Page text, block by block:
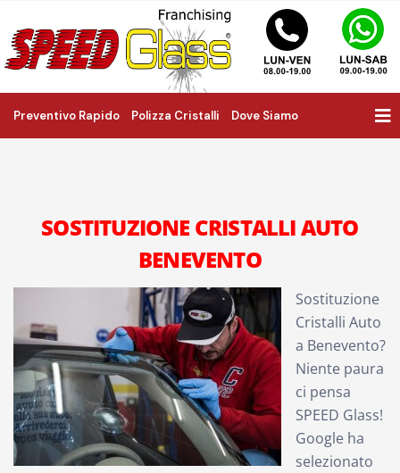
Preventivo Rapido Polizza Cristalli Dove Siamo
SOSTITUZIONE CRISTALLI AUTO
BENEVENTO
Sostituzione
Cristalli Auto
a Benevento?
Niente paura
ci pensa
SPEED Glass!
Google ha
selezionato